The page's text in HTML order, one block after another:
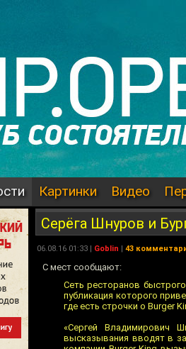
Картинки Видео
Серёга Шнуров и
06.08.16 01:33 | Goblin | 43
С мест сообщают:
Сеть ресторанов
публикация которого
где есть строчки о Burger
«Сергей Владимирович
высказывания вводят в